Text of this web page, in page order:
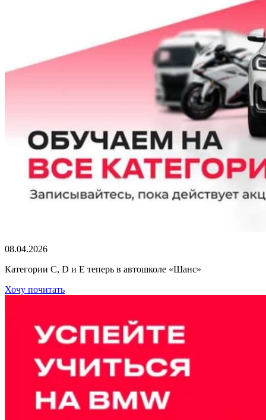
08.04.2026
Категории C, D и E теперь в автошколе «Шанс»
Хочу почитать